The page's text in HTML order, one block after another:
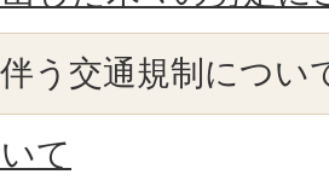
う交通規制につい
て